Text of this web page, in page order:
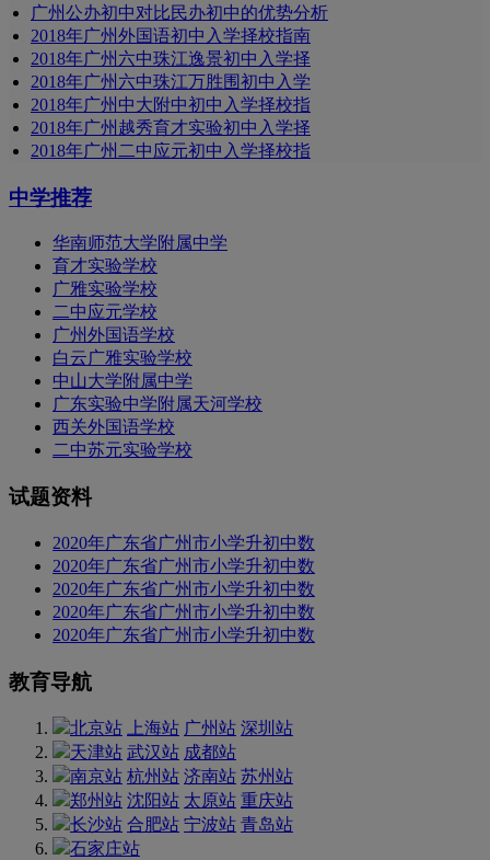
广州公办初中对比民办初中的优势分析
2018年广州外国语初中入学择校指南
2018年广州六中珠江逸景初中入学择
2018年广州六中珠江万胜围初中入学
2018年广州中大附中初中入学择校指
2018年广州越秀育才实验初中入学择
2018年广州二中应元初中入学择校指
中学推荐
华南师范大学附属中学
育才实验学校
广雅实验学校
二中应元学校
广州外国语学校
白云广雅实验学校
中山大学附属中学
广东实验中学附属天河学校
西关外国语学校
二中苏元实验学校
试题资料
2020年广东省广州市小学升初中数
2020年广东省广州市小学升初中数
2020年广东省广州市小学升初中数
2020年广东省广州市小学升初中数
2020年广东省广州市小学升初中数
教育导航
北京站 上海站 广州站 深圳站
天津站 武汉站 成都站
南京站 杭州站 济南站 苏州站
郑州站 沈阳站 太原站 重庆站
长沙站 合肥站 宁波站 青岛站
石家庄站